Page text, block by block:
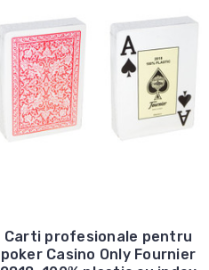
Carti profesionale pentru
poker Casino Only Fournier